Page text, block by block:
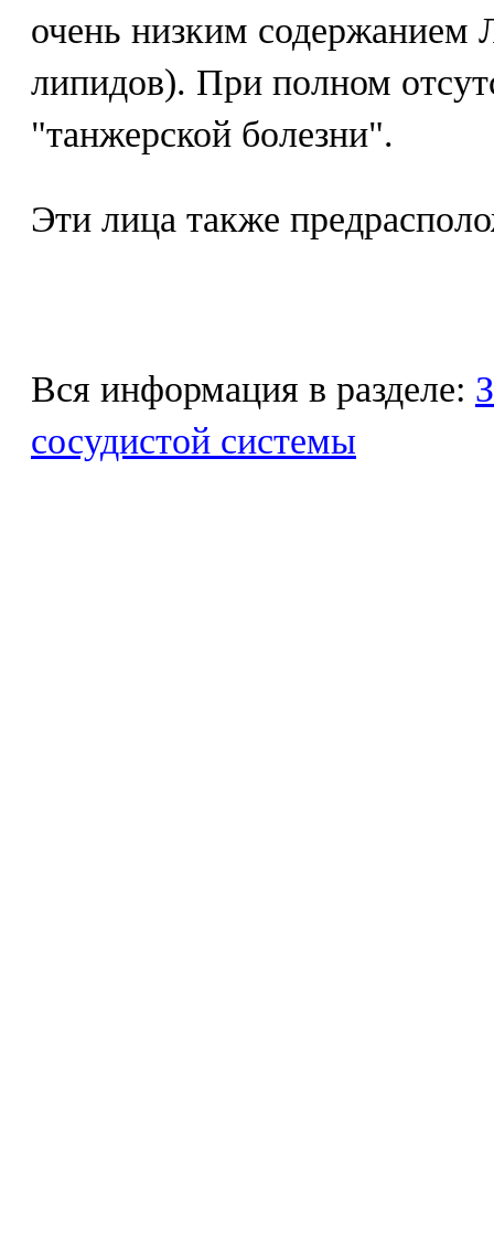
очень низким
липидов). При полном
"танжерской болезни".
Эти лица также
Вся информация в разделе:
сосудистой системы